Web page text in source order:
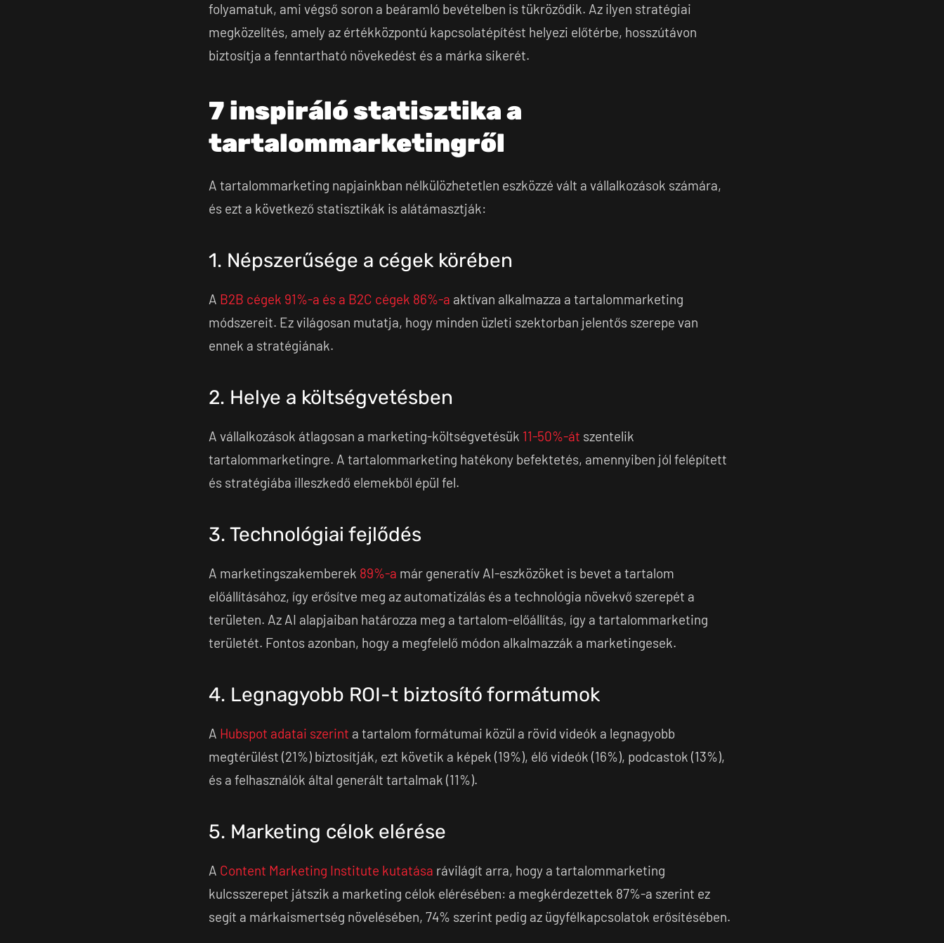
folyamatuk, ami végső soron a beáramló bevételben is tükröződik. Az ilyen stratégiai
megközelítés, amely az értékközpontú kapcsolatépítést helyezi előtérbe, hosszútávon
biztosítja a fenntartható növekedést és a márka sikerét.
7 inspiráló statisztika a
tartalommarketingről
A tartalommarketing napjainkban nélkülözhetetlen eszközzé vált a vállalkozások számára,
és ezt a következő statisztikák is alátámasztják:
1. Népszerűsége a cégek körében
A B2B cégek 91%-a és a B2C cégek 86%-a aktívan alkalmazza a tartalommarketing
módszereit. Ez világosan mutatja, hogy minden üzleti szektorban jelentős szerepe van
ennek a stratégiának.
2. Helye a költségvetésben
A vállalkozások átlagosan a marketing-költségvetésük 11-50%-át szentelik
tartalommarketingre. A tartalommarketing hatékony befektetés, amennyiben jól felépített
és stratégiába illeszkedő elemekből épül fel.
3. Technológiai fejlődés
A marketingszakemberek 89%-a már generatív AI-eszközöket is bevet a tartalom
előállításához, így erősítve meg az automatizálás és a technológia növekvő szerepét a
területen. Az AI alapjaiban határozza meg a tartalom-előállítás, így a tartalommarketing
területét. Fontos azonban, hogy a megfelelő módon alkalmazzák a marketingesek.
4. Legnagyobb ROI-t biztosító formátumok
A Hubspot adatai szerint a tartalom formátumai közül a rövid videók a legnagyobb
megtérülést (21%) biztosítják, ezt követik a képek (19%), élő videók (16%), podcastok (13%),
és a felhasználók által generált tartalmak (11%).
5. Marketing célok elérése
A Content Marketing Institute kutatása rávilágít arra, hogy a tartalommarketing
kulcsszerepet játszik a marketing célok elérésében: a megkérdezettek 87%-a szerint ez
segít a márkaismertség növelésében, 74% szerint pedig az ügyfélkapcsolatok erősítésében.